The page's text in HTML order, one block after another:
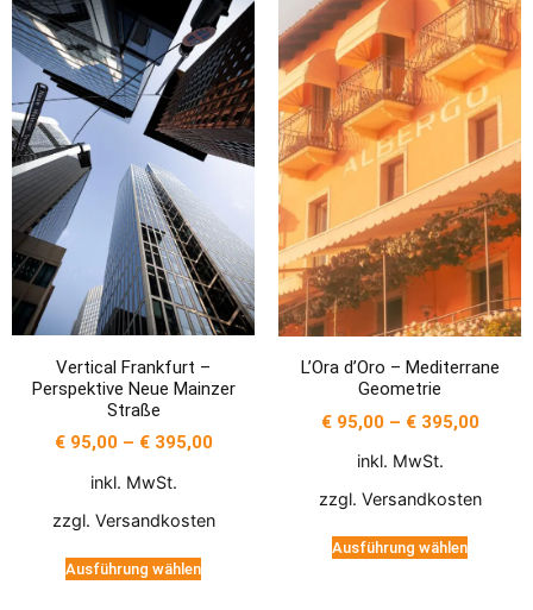
Vertical Frankfurt –
Perspektive Neue Mainzer
Straße
€95,00– €395,00
inkl. MwSt.
zzgl. Versandkosten
Ausführung wählen
L’Ora d’Oro – Mediterrane
Geometrie
€95,00– €395,00
inkl. MwSt.
zzgl. Versandkosten
Ausführung wählen